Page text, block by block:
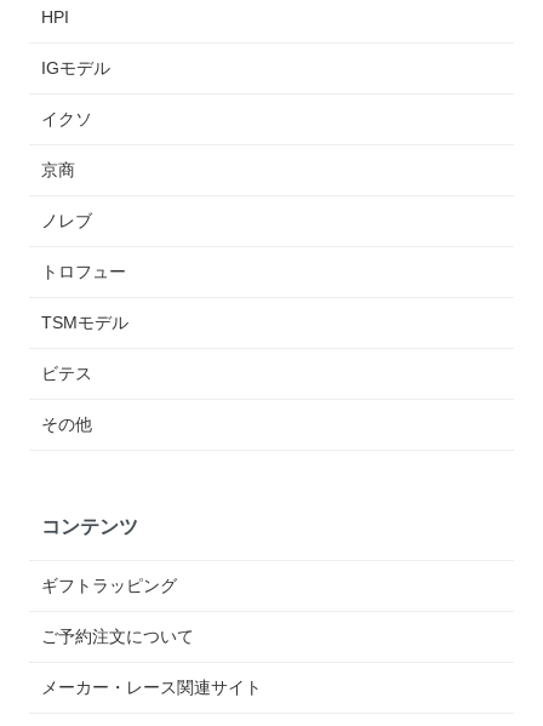
HPI
IGモデル
イクソ
京商
ノレブ
トロフュー
TSMモデル
ビテス
その他
コンテンツ
ギフトラッピング
ご予約注文について
メーカー・レース関連サイト